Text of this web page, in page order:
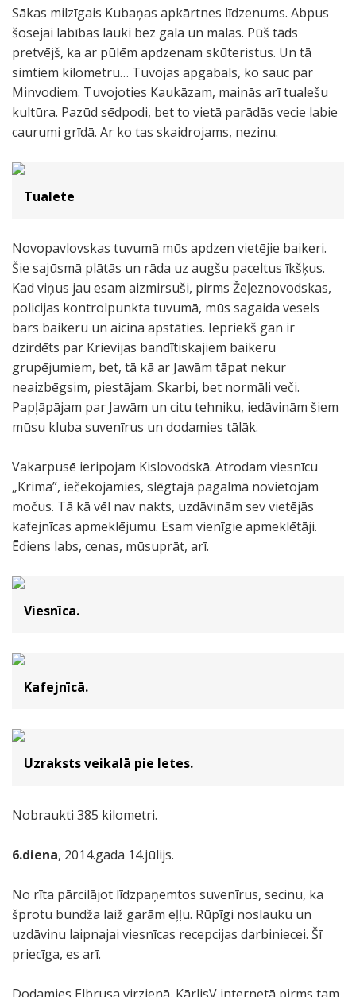
Sākas milzīgais Kubaņas apkārtnes līdzenums. Abpus
šosejai labības lauki bez gala un malas. Pūš tāds
pretvējš, ka ar pūlēm apdzenam skūteristus. Un tā
simtiem kilometru… Tuvojas apgabals, ko sauc par
Minvodiem. Tuvojoties Kaukāzam, mainās arī tualešu
kultūra. Pazūd sēdpodi, bet to vietā parādās vecie labie
caurumi grīdā. Ar ko tas skaidrojams, nezinu.
Tualete
Novopavlovskas tuvumā mūs apdzen vietējie baikeri.
Šie sajūsmā plātās un rāda uz augšu paceltus īkšķus.
Kad viņus jau esam aizmirsuši, pirms Žeļeznovodskas,
policijas kontrolpunkta tuvumā, mūs sagaida vesels
bars baikeru un aicina apstāties. Iepriekš gan ir
dzirdēts par Krievijas bandītiskajiem baikeru
grupējumiem, bet, tā kā ar Jawām tāpat nekur
neaizbēgsim, piestājam. Skarbi, bet normāli veči.
Papļāpājam par Jawām un citu tehniku, iedāvinām šiem
mūsu kluba suvenīrus un dodamies tālāk.
Vakarpusē ieripojam Kislovodskā. Atrodam viesnīcu
„Krima”, iečekojamies, slēgtajā pagalmā novietojam
močus. Tā kā vēl nav nakts, uzdāvinām sev vietējās
kafejnīcas apmeklējumu. Esam vienīgie apmeklētāji.
Ēdiens labs, cenas, mūsuprāt, arī.
Viesnīca.
Kafejnīcā.
Uzraksts veikalā pie letes.
Nobraukti 385 kilometri.
6.diena, 2014.gada 14.jūlijs.
No rīta pārcilājot līdzpaņemtos suvenīrus, secinu, ka
šprotu bundža laiž garām eļļu. Rūpīgi noslauku un
uzdāvinu laipnajai viesnīcas recepcijas darbiniecei. Šī
priecīga, es arī.